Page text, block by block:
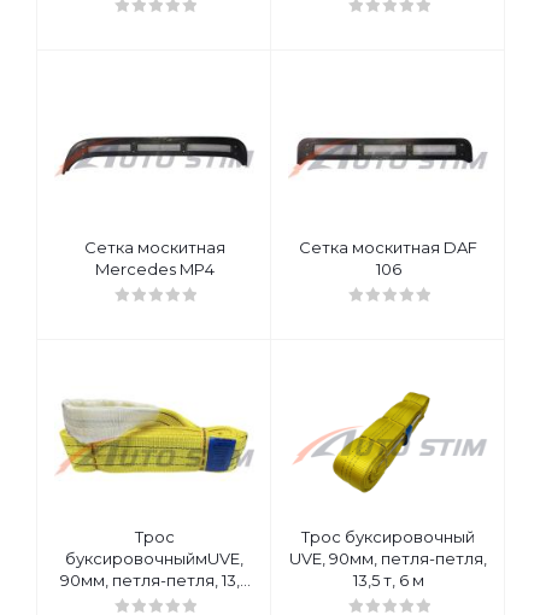
Сетка москитная
Mercedes MP4
Сетка москитная DAF
106
Трос
буксировочныймUVE,
90мм, петля-петля, 13,5
т, 6 м
Трос буксировочный
UVE, 90мм, петля-петля,
13,5 т, 6 м